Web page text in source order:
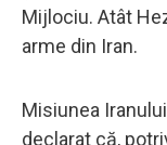
Mijlociu. Atât
arme din Iran.
Misiunea
declarat că,